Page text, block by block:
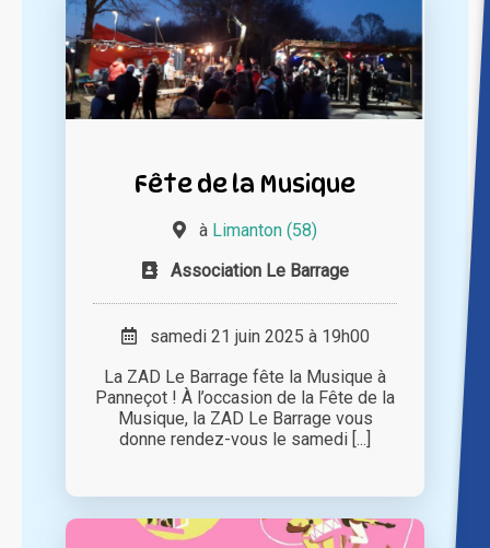
Fête de la Musique
à Limanton (58)
Association Le Barrage
samedi 21 juin 2025 à 19h00
La ZAD Le Barrage fête la Musique à
Panneçot ! À l’occasion de la Fête de la
Musique, la ZAD Le Barrage vous
donne rendez-vous le samedi [...]